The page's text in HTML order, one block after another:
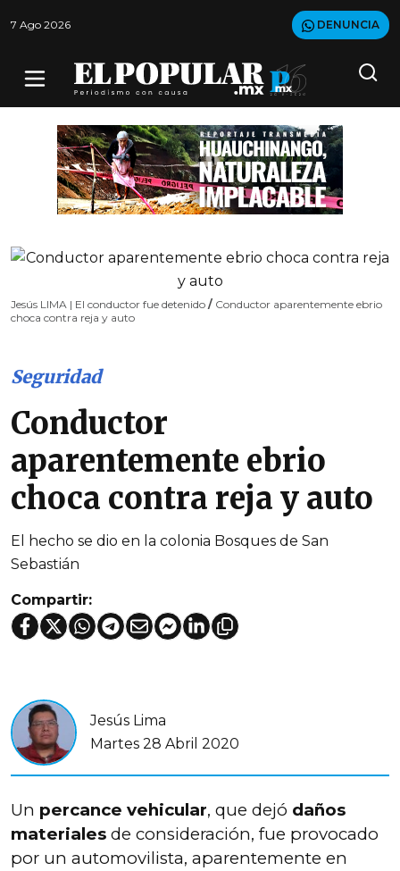
7 Ago 2026 DENUNCIA
Jesús LIMA | El conductor fue detenido / Conductor aparentemente ebrio
choca contra reja y auto
Seguridad
Conductor
aparentemente ebrio
choca contra reja y auto
El hecho se dio en la colonia Bosques de San
Sebastián
Compartir:
Jesús Lima
Martes 28 Abril 2020
Un percance vehicular, que dejó daños
materiales de consideración, fue provocado
por un automovilista, aparentemente en